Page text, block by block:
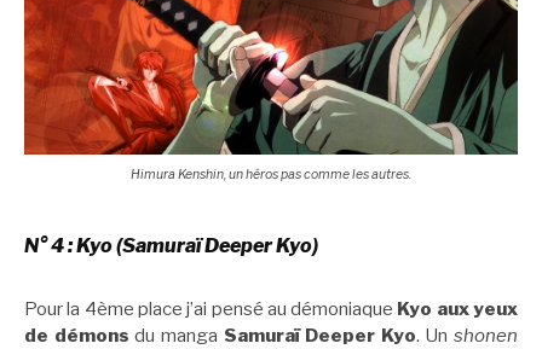
Himura Kenshin, un héros pas comme les autres.
N° 4 : Kyo (Samuraï Deeper Kyo)
Pour la 4ème place j’ai pensé au démoniaque Kyo aux yeux
de démons du manga Samuraï Deeper Kyo. Un shonen